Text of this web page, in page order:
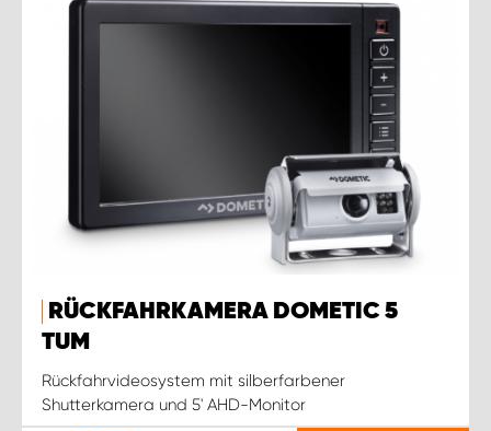
RÜCKFAHRKAMERA DOMETIC 5
TUM
Rückfahrvideosystem mit silberfarbener
Shutterkamera und 5' AHD-Monitor